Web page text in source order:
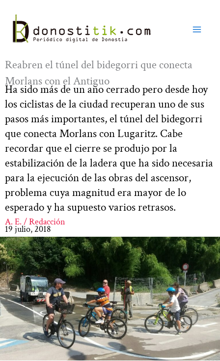
contenido
Reabren el túnel del bidegorri que conecta
Morlans con el Antiguo
Ha sido más de un año cerrado pero desde hoy
los ciclistas de la ciudad recuperan uno de sus
pasos más importantes, el túnel del bidegorri
que conecta Morlans con Lugaritz. Cabe
recordar que el cierre se produjo por la
estabilización de la ladera que ha sido necesaria
para la ejecución de las obras del ascensor,
problema cuya magnitud era mayor de lo
esperado y ha supuesto varios retrasos.
A. E. / Redacción
19 julio, 2018